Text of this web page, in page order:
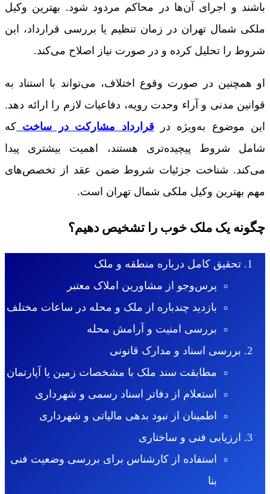
باشند و اجرای آن‌ها در محاکم مردود شود. بهترین وکیل
ملکی شمال تهران در زمان تنظیم یا بررسی قرارداد، این
شروط را تحلیل کرده و در صورت نیاز اصلاح می‌کند.
او همچنین در صورت وقوع اختلاف، می‌تواند با استناد به
قوانین مدنی و آراء وحدت رویه، دفاعیات لازم را ارائه دهد.
این موضوع به‌ویژه در قرارداد مشارکت در ساخت که
شامل شروط پیچیده‌تری هستند، اهمیت بیشتری پیدا
می‌کند. شناخت جزئیات شروط ضمن عقد از تخصص‌های
مهم بهترین وکیل ملکی شمال تهران است.
چگونه یک ملک خوب را تشخیص دهیم؟
تحقیق کامل درباره منطقه و ملک
پرس‌وجو از مشاورین املاک معتبر
بازدید چندباره از ملک و محله در ساعات مختلف
بررسی امنیت و آرامش محله
بررسی اسناد و مدارک قانونی
مطابقت سند ملک با مشخصات زمین یا آپارتمان
استعلام از دفاتر اسناد رسمی و شهرداری
اطمینان از نبود بدهی مالیاتی و شهرداری
ارزیابی فنی و ساختاری
استفاده از کارشناس برای بررسی وضعیت فنی
بنا